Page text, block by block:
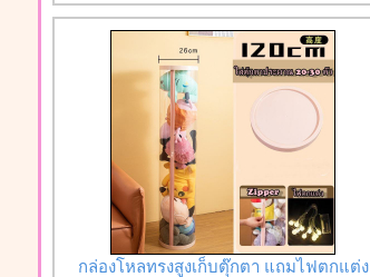
กล่องโหลทรงสูงเก็บตุ๊กตา แถมไฟตกแต่ง